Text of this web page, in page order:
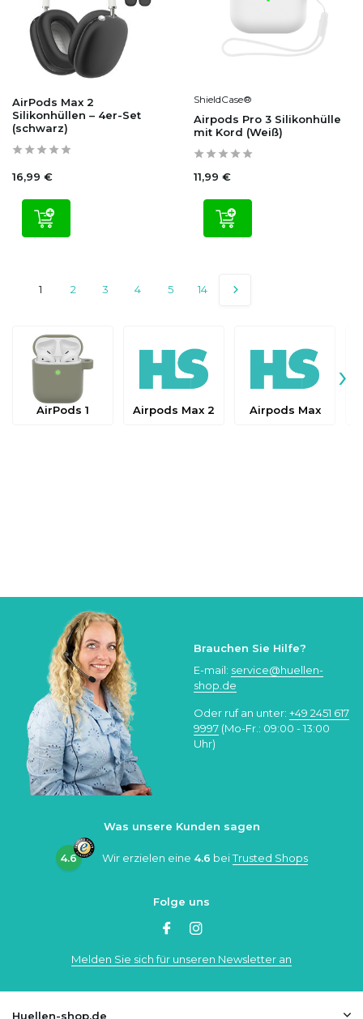
AirPods Max 2
Silikonhüllen – 4er-Set
(schwarz)
16,99 €
ShieldCase®
Airpods Pro 3 Silikonhülle
mit Kord (Weiß)
11,99 €
1 2 3 4 5 14
AirPods 1 Airpods Max 2 Airpods Max
›
Brauchen Sie Hilfe?
E-mail: service@huellen-
shop.de
Oder ruf an unter: +49 2451 617
9997 (Mo-Fr.: 09:00 - 13:00
Uhr)
Was unsere Kunden sagen
4.6 Wir erzielen eine 4.6 beiTrusted Shops
Folge uns
Melden Sie sich für unseren Newsletter an
Huellen-shop.de